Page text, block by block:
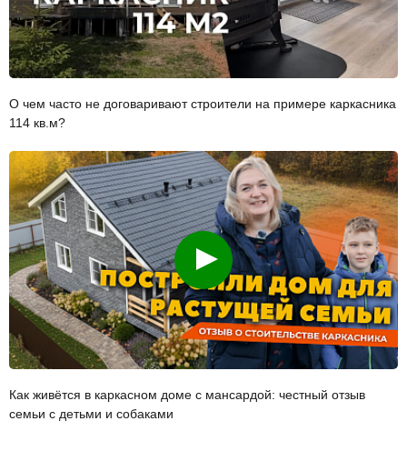
О чем часто не договаривают строители на примере каркасника
114 кв.м?
Смотреть
Как живётся в каркасном доме с мансардой: честный отзыв
семьи с детьми и собаками